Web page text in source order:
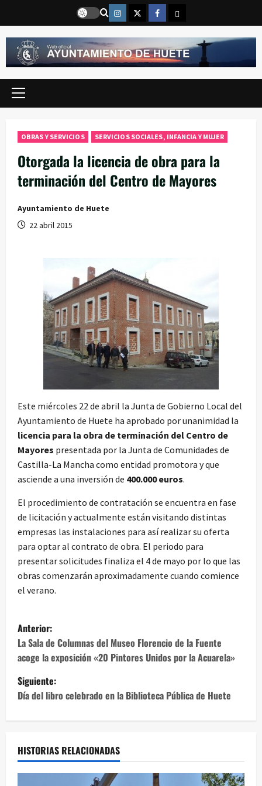
contenido
Instragram
TwitterFacebook
Email
Menú
OBRAS Y SERVICIOS SERVICIOS SOCIALES, INFANCIA Y MUJER
Otorgada la licencia de obra para la
terminación del Centro de Mayores
Ayuntamiento de Huete
22 abril 2015
Este miércoles 22 de abril la Junta de Gobierno Local del
Ayuntamiento de Huete ha aprobado por unanimidad la
licencia para la obra de terminación del Centro de
Mayores presentada por la Junta de Comunidades de
Castilla-La Mancha como entidad promotora y que
asciende a una inversión de 400.000 euros.
El procedimiento de contratación se encuentra en fase
de licitación y actualmente están visitando distintas
empresas las instalaciones para así realizar su oferta
para optar al contrato de obra. El periodo para
presentar solicitudes finaliza el 4 de mayo por lo que las
obras comenzarán aproximadamente cuando comience
el verano.
N
a
v
e
g
a
c
Anterior:
La Sala de Columnas del Museo Florencio de la Fuente
acoge la exposición «20 Pintores Unidos por la Acuarela»
Siguiente:
Día del libro celebrado en la Biblioteca Pública de Huete
HISTORIAS RELACIONADAS